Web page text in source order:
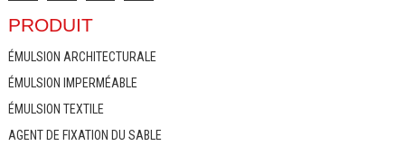
PRODUIT
ÉMULSION ARCHITECTURALE
ÉMULSION IMPERMÉABLE
ÉMULSION TEXTILE
AGENT DE FIXATION DU SABLE